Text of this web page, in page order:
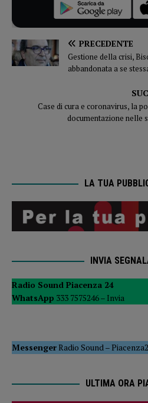
PRECEDENTE
Gestione della crisi,
abbandonata a se
Case di cura e coronavirus, la
documentazione nelle
LA TUA
INVIA
Radio Sound Piacenza 24
WhatsApp 333 7575246 – Invia
MessengerRadio Sound –
ULTIMA ORA